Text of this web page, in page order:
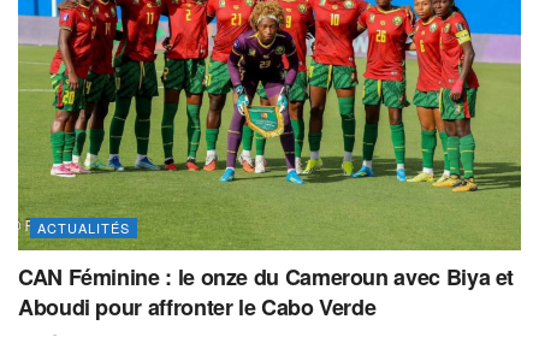
ACTUALITÉS
CAN Féminine : le onze du Cameroun avec Biya et
Aboudi pour affronter le Cabo Verde